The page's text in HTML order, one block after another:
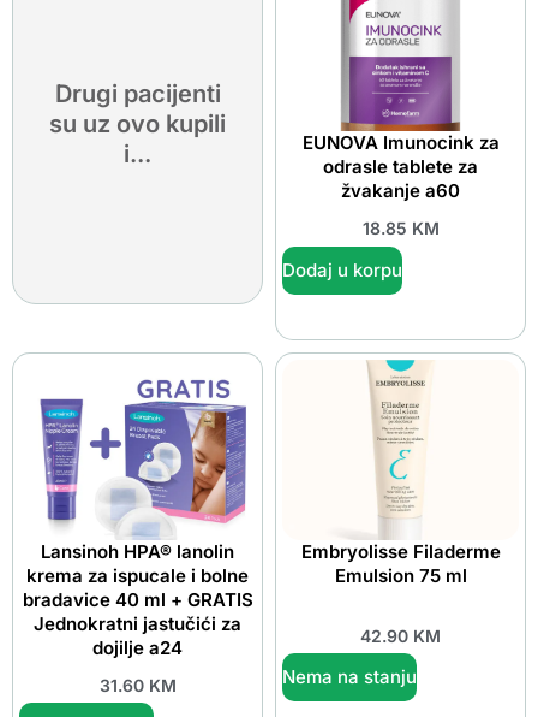
Drugi pacijenti
su uz ovo kupili
i...
EUNOVA Imunocink za
odrasle tablete za
žvakanje a60
18.85 KM
Dodaj u korpu
Lansinoh HPA® lanolin
krema za ispucale i bolne
bradavice 40 ml + GRATIS
Jednokratni jastučići za
dojilje a24
31.60 KM
Embryolisse Filaderme
Emulsion 75 ml
42.90 KM
Nema na stanju